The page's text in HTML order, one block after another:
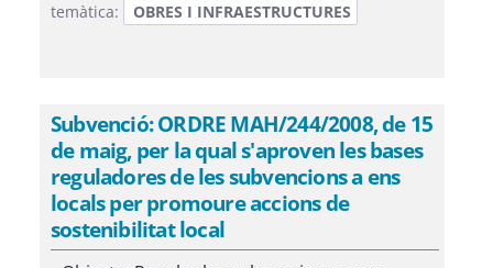
temàtica:
OBRES I INFRAESTRUCTURES
Subvenció: ORDRE MAH/244/2008, de 15
de maig, per la qual s'aproven les bases
reguladores de les subvencions a ens
locals per promoure accions de
sostenibilitat local